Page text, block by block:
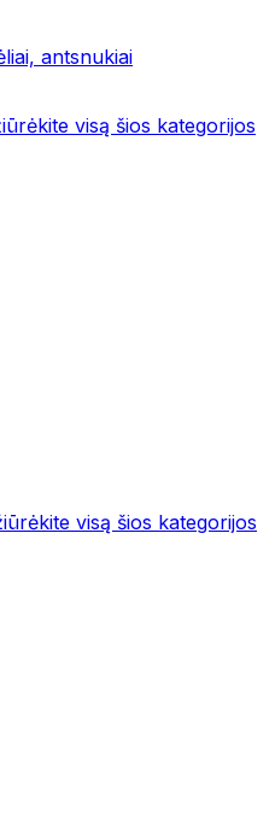
antsnukiai
visą šios kategorijos
visą šios kategorijos